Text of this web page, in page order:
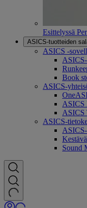
Esittelyssä
ASICS-tuotteiden
ASICS -
Book
ASICS-
ASICS
ASICS
ASICS-
Sound